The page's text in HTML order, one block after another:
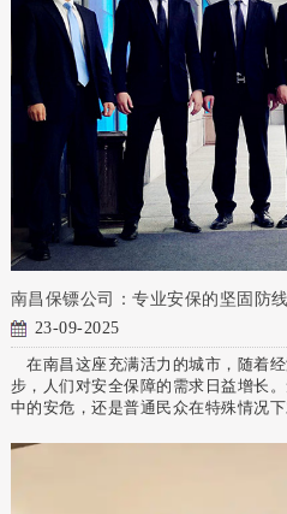
南昌保镖公司：专业安保的坚固防线
23-09-2025
在南昌这座充满活力的城市，随着
步，人们对安全保障的需求日益增长
中的安危，还是普通民众在特殊情况